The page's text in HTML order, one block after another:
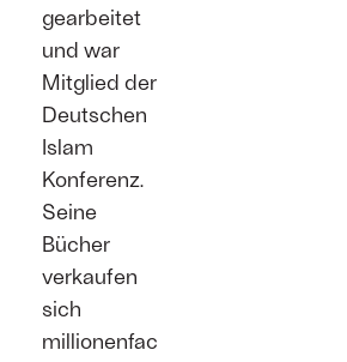
gearbeitet
und war
Mitglied der
Deutschen
Islam
Konferenz.
Seine
Bücher
verkaufen
sich
millionenfac